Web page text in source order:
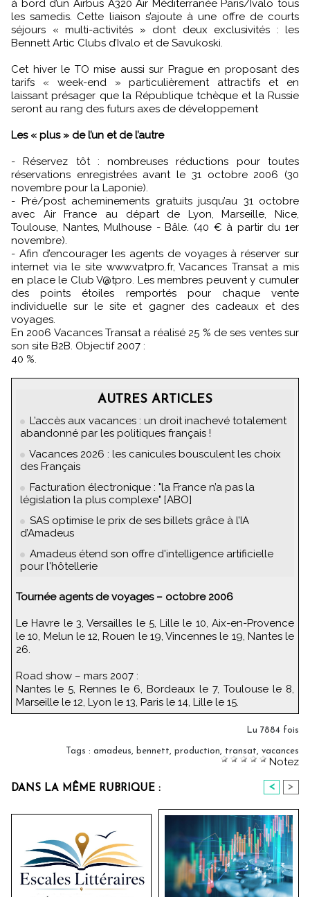
à bord d’un Airbus A320 Air Méditerranée Paris/Ivalo tous
les samedis. Cette liaison s’ajoute à une offre de courts
séjours « multi-activités » dont deux exclusivités : les
Bennett Artic Clubs d’Ivalo et de Savukoski.
Cet hiver le TO mise aussi sur Prague en proposant des
tarifs « week-end » particulièrement attractifs et en
laissant présager que la République tchèque et la Russie
seront au rang des futurs axes de développement
Les « plus » de l’un et de l’autre
- Réservez tôt : nombreuses réductions pour toutes
réservations enregistrées avant le 31 octobre 2006 (30
novembre pour la Laponie).
- Pré/post acheminements gratuits jusqu’au 31 octobre
avec Air France au départ de Lyon, Marseille, Nice,
Toulouse, Nantes, Mulhouse - Bâle. (40 € à partir du 1er
novembre).
- Afin d’encourager les agents de voyages à réserver sur
internet via le site www.vatpro.fr, Vacances Transat a mis
en place le Club V@tpro. Les membres peuvent y cumuler
des points étoiles remportés pour chaque vente
individuelle sur le site et gagner des cadeaux et des
voyages.
En 2006 Vacances Transat a réalisé 25 % de ses ventes sur
son site B2B. Objectif 2007 :
40 %.
AUTRES ARTICLES
L’accès aux vacances : un droit inachevé totalement
abandonné par les politiques français !
Vacances 2026 : les canicules bousculent les choix
des Français
Facturation électronique : "la France n’a pas la
législation la plus complexe" [ABO]
SAS optimise le prix de ses billets grâce à l’IA
d’Amadeus
Amadeus étend son offre d'intelligence artificielle
pour l'hôtellerie
Tournée agents de voyages – octobre 2006
Le Havre le 3, Versailles le 5, Lille le 10, Aix-en-Provence
le 10, Melun le 12, Rouen le 19, Vincennes le 19, Nantes le
26.
Road show – mars 2007 :
Nantes le 5, Rennes le 6, Bordeaux le 7, Toulouse le 8,
Marseille le 12, Lyon le 13, Paris le 14, Lille le 15.
Lu 7884 fois
Tags : amadeus, bennett, production, transat, vacances
Notez
DANS LA MÊME RUBRIQUE : < >